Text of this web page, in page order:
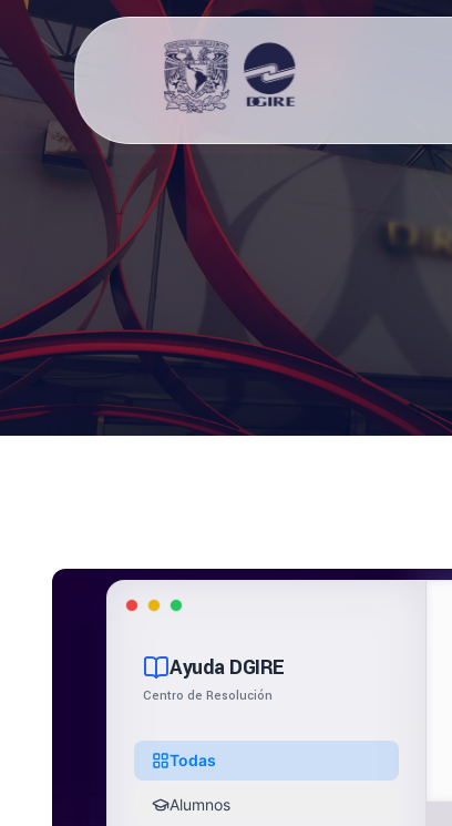
Ayuda DGIRE
Centro de Resolución
Todas
Alumnos